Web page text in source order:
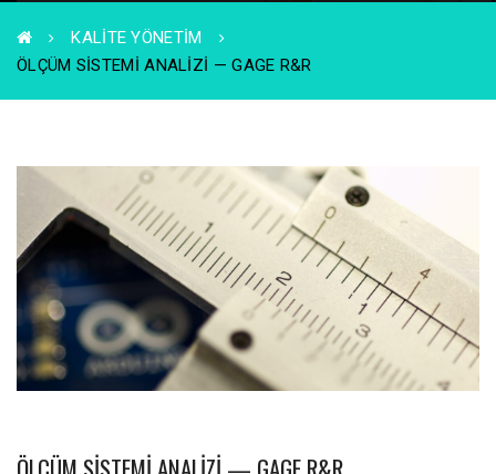
KALITE YÖNETIM
ÖLÇÜM SISTEMI ANALIZI — GAGE R&R